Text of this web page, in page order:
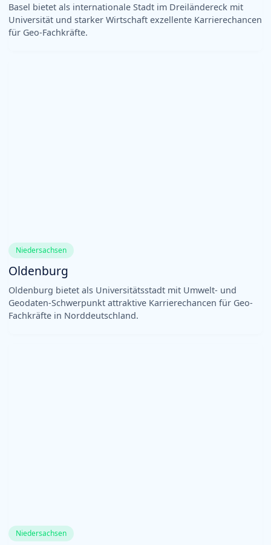
Basel bietet als internationale Stadt im Dreiländereck mit
Universität und starker Wirtschaft exzellente Karrierechancen
für Geo-Fachkräfte.
Niedersachsen
Oldenburg
Oldenburg bietet als Universitätsstadt mit Umwelt- und
Geodaten-Schwerpunkt attraktive Karrierechancen für Geo-
Fachkräfte in Norddeutschland.
Niedersachsen